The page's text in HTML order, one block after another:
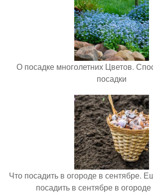
О посадке многолетних Цветов.
посадки
Что посадить в огороде в сентябре.
посадить в сентябре в